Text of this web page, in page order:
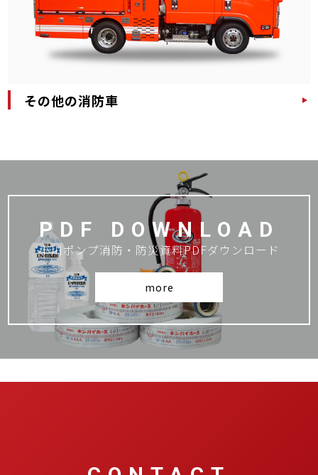
その他の消防車
PDF DOWNLOAD
小川ポンプ消防・防災資料PDFダウンロード
more